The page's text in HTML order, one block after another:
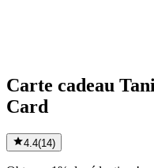
Carte cadeau
Card
4.4(14)